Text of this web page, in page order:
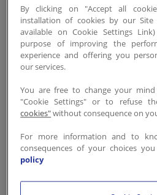
équilibrée,
nutritiveau
nombre!
dizaine de
de nos
By clicking on "Accept all
installation of cookies by our
available on Cookie Settings
purpose of improving the
experience and offering you
our services.
You are free to change your
"Cookie Settings" or to refuse
cookies"without consequence on
For more information and to
consequences of your choices
policy